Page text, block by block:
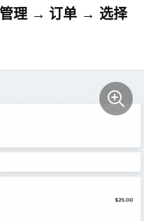
管理 → 订单 → 选择